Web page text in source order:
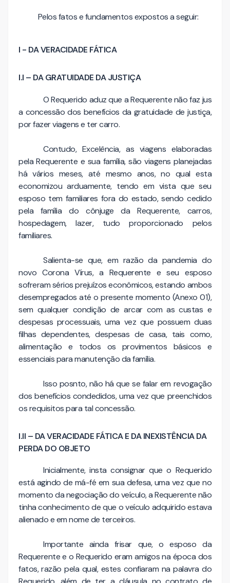
Pelos fatos e fundamentos expostos a seguir:
I - DA VERACIDADE FÁTICA
I.I – DA GRATUIDADE DA JUSTIÇA
O Requerido aduz que a Requerente não faz jus
a concessão dos benefícios da gratuidade de justiça,
por fazer viagens e ter carro.
Contudo, Excelência, as viagens elaboradas
pela Requerente e sua família, são viagens planejadas
há vários meses, até mesmo anos, no qual esta
economizou arduamente, tendo em vista que seu
esposo tem familiares fora do estado, sendo cedido
pela família do cônjuge da Requerente, carros,
hospedagem, lazer, tudo proporcionado pelos
familiares.
Salienta-se que, em razão da pandemia do
novo Corona Vírus, a Requerente e seu esposo
sofreram sérios prejuízos econômicos, estando ambos
desempregados até o presente momento (Anexo 01),
sem qualquer condição de arcar com as custas e
despesas processuais, uma vez que possuem duas
filhas dependentes, despesas de casa, tais como,
alimentação e todos os provimentos básicos e
essenciais para manutenção da família.
Isso posnto, não há que se falar em revogação
dos benefícios condedidos, uma vez que preenchidos
os requisitos para tal concessão.
I.II – DA VERACIDADE FÁTICA E DA INEXISTÊNCIA DA
PERDA DO OBJETO
Inicialmente, insta consignar que o Requerido
está agindo de má-fé em sua defesa, uma vez que no
momento da negociação do veículo, a Requerente não
tinha conhecimento de que o veículo adquirido estava
alienado e em nome de terceiros.
Importante ainda frisar que, o esposo da
Requerente e o Requerido eram amigos na época dos
fatos, razão pela qual, estes confiaram na palavra do